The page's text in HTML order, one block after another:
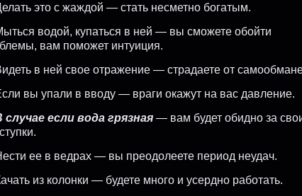
это с жаждой — стать несметно богатым.
водой, купаться в ней — вы сможете обойти
вам поможет интуиция.
в ней свое отражение — страдаете от
вы упали в вводу — враги окажут на вас давление.
случае если вода грязная — вам будет обидно за
ее в ведрах — вы преодолеете период неудач.
из колонки — будете много и усердно работать.